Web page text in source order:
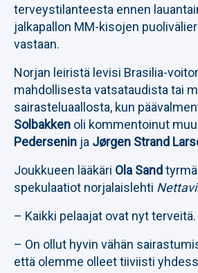
terveystilanteesta ennen
jalkapallon MM-kisojen
vastaan.
Norjan leiristä levisi Brasilia-
mahdollisesta vatsataudista tai
sairasteluaallosta, kun
Solbakken oli kommentoinut
Pedersenin ja Jørgen Strand
Joukkueen lääkäri Ola Sand
spekulaatiot norjalaislehti
– Kaikki pelaajat ovat nyt terveitä.
– On ollut hyvin vähän
että olemme olleet tiiviisti